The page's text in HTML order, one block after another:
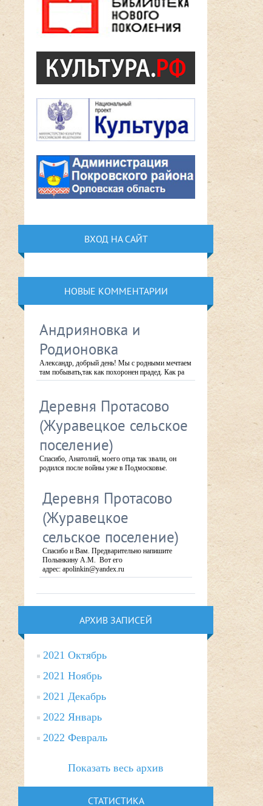
ВХОД НА САЙТ
НОВЫЕ КОММЕНТАРИИ
Андрияновка и
Родионовка
Александр, добрый день! Мы с родными мечтаем
там побывать,так как похоронен прадед. Как ра
Деревня Протасово
(Журавецкое сельское
поселение)
Спасибо, Анатолий, моего отца так звали, он
родился после войны уже в Подмосковье.
Деревня Протасово
(Журавецкое
сельское поселение)
Спасибо и Вам. Предварительно напишите
Полынкину А.М. Вот его
адрес: apolinkin@yandex.ru
АРХИВ ЗАПИСЕЙ
2021 Октябрь
2021 Ноябрь
2021 Декабрь
2022 Январь
2022 Февраль
Показать весь архив
СТАТИСТИКА